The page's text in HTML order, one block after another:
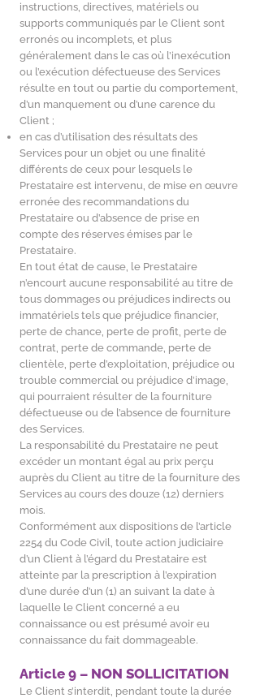
instructions, directives, matériels ou
supports communiqués par le Client sont
erronés ou incomplets, et plus
généralement dans le cas où l’inexécution
ou l’exécution défectueuse des Services
résulte en tout ou partie du comportement,
d’un manquement ou d’une carence du
Client ;
en cas d’utilisation des résultats des
Services pour un objet ou une finalité
différents de ceux pour lesquels le
Prestataire est intervenu, de mise en œuvre
erronée des recommandations du
Prestataire ou d’absence de prise en
compte des réserves émises par le
Prestataire.
En tout état de cause, le Prestataire
n’encourt aucune responsabilité au titre de
tous dommages ou préjudices indirects ou
immatériels tels que préjudice financier,
perte de chance, perte de profit, perte de
contrat, perte de commande, perte de
clientèle, perte d’exploitation, préjudice ou
trouble commercial ou préjudice d’image,
qui pourraient résulter de la fourniture
défectueuse ou de l’absence de fourniture
des Services.
La responsabilité du Prestataire ne peut
excéder un montant égal au prix perçu
auprès du Client au titre de la fourniture des
Services au cours des douze (12) derniers
mois.
Conformément aux dispositions de l’article
2254 du Code Civil, toute action judiciaire
d’un Client à l’égard du Prestataire est
atteinte par la prescription à l’expiration
d’une durée d’un (1) an suivant la date à
laquelle le Client concerné a eu
connaissance ou est présumé avoir eu
connaissance du fait dommageable.
Article 9 – NON SOLLICITATION
Le Client s’interdit, pendant toute la durée